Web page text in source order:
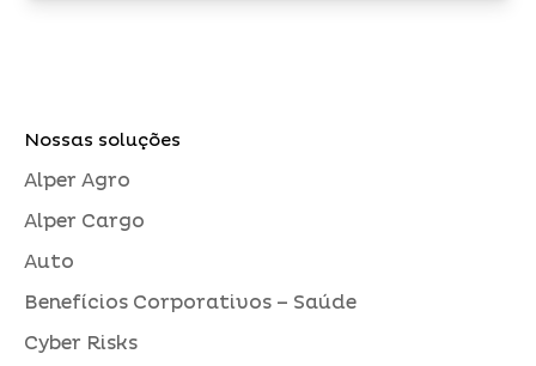
Nossas soluções
Alper Agro
Alper Cargo
Auto
Benefícios Corporativos – Saúde
Cyber Risks